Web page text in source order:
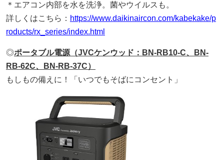
＊エアコン内部を水を洗浄。菌やウイルスも。
詳しくはこちら： https://www.daikinaircon.com/kabekake/p
roducts/rx_series/index.html
◎ポータブル電源（JVCケンウッド：BN-RB10-C、BN-
RB-62C、BN-RB-37C）
もしもの備えに！「いつでもそばにコンセント」